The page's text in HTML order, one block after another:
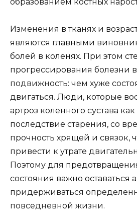
Изменения в тканях и
являются главными
болей в коленях. При этом
прогрессирования болезни
подвижность: чем хуже
двигаться. Люди, которые
артроз коленного сустава
последствие старения, со
прочность хрящей и связок,
привести к утрате
Поэтому для
состояния важно оставаться
придерживаться
повседневной жизни.